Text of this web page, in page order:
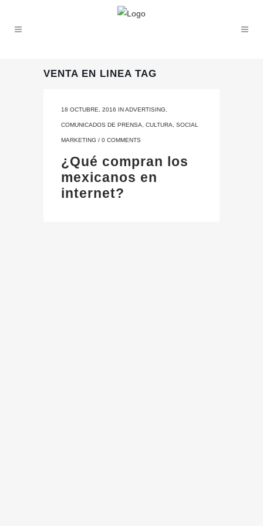
VENTA EN LINEA TAG
18 OCTUBRE, 2016 INADVERTISING
COMUNICADOS DE PRENSA CULTURA SOCIAL
MARKETING / 0 COMMENTS
¿Qué compran los
mexicanos en
internet?